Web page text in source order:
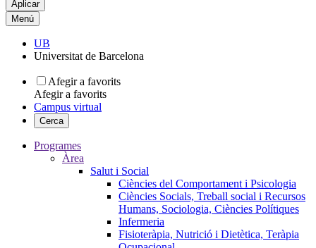
Menú
UB
Universitat de Barcelona
Afegir a favorits
Afegir a favorits
Campus virtual
Cerca
Programes
Àrea
Salut i Social
Ciències del Comportament i Psicologia
Ciències Socials, Treball social i Recursos
Humans, Sociologia, Ciències Polítiques
Infermeria
Fisioteràpia, Nutrició i Dietètica, Teràpia